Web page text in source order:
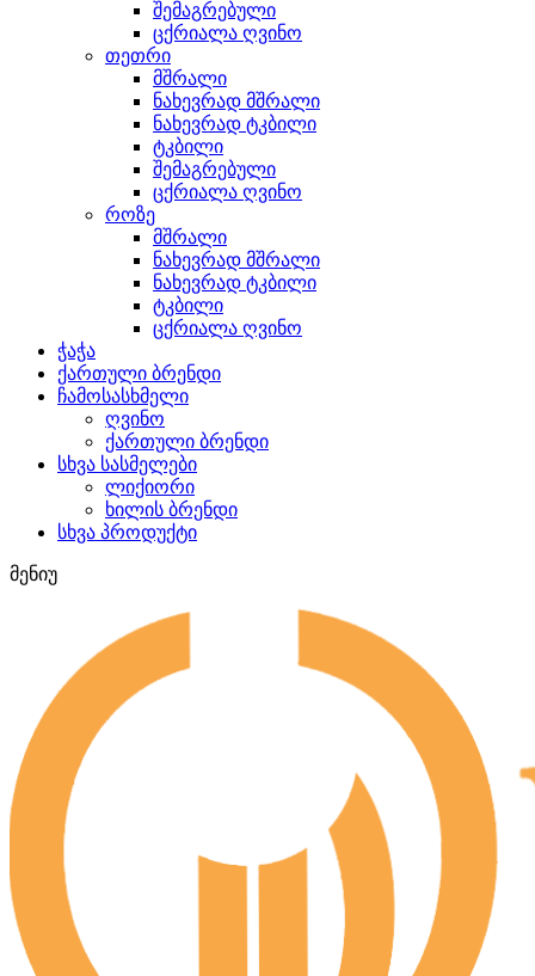
შემაგრებული
ცქრიალა ღვინო
თეთრი
მშრალი
ნახევრად მშრალი
ნახევრად ტკბილი
ტკბილი
შემაგრებული
ცქრიალა ღვინო
როზე
მშრალი
ნახევრად მშრალი
ნახევრად ტკბილი
ტკბილი
ცქრიალა ღვინო
ჭაჭა
ქართული ბრენდი
ჩამოსასხმელი
ღვინო
ქართული ბრენდი
სხვა სასმელები
ლიქიორი
ხილის ბრენდი
სხვა პროდუქტი
მენიუ